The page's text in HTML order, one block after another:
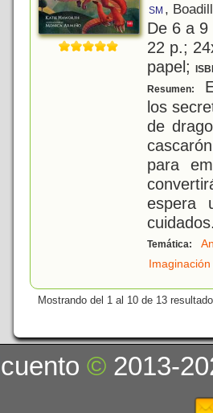
SM ,
De 6 a
22 p.;
papel;
Resumen:
los
de
para
espera
cuidados
Temática:
Imaginación
Mostrando del 1 al 10 de 13
cuento© 2013-